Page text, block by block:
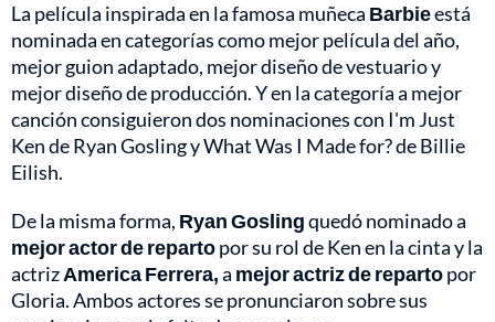
La película inspirada en la famosa muñeca Barbieestá
nominada en categorías como mejor película del año,
mejor guion adaptado, mejor diseño de vestuario y
mejor diseño de producción. Y en la categoría a mejor
canción consiguieron dos nominaciones con I'm Just
Ken de Ryan Gosling y What Was I Made for? de Billie
Eilish.
De la misma forma, Ryan Goslingquedó nominado a
mejor actor de repartopor su rol de Ken en la cinta y la
actrizAmerica Ferrera,a mejor actriz de repartopor
Gloria. Ambos actores se pronunciaron sobre sus